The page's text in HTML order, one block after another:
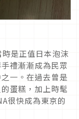
是正值日本泡沫
禮漸漸成為民眾
一。在過去曾是
蛋糕，加上時髦
很快成為東京的